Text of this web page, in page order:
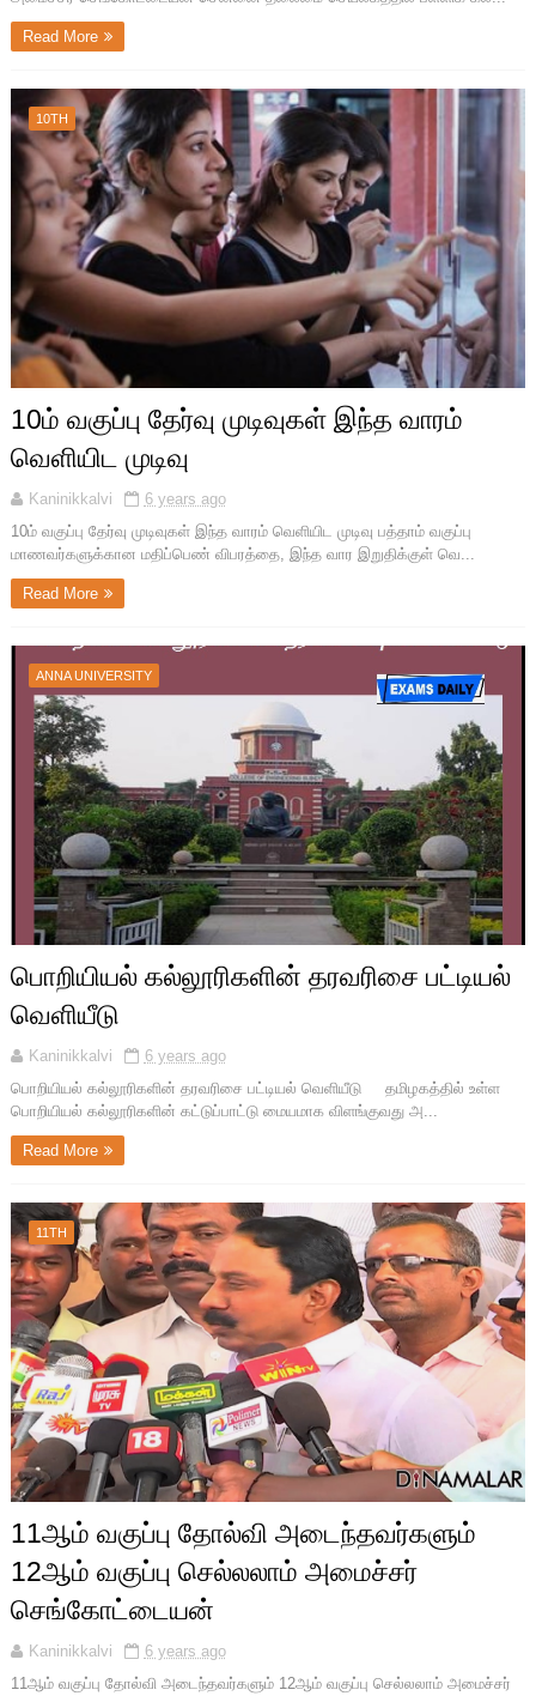
Read More
10TH
10ம் வகுப்பு தேர்வு முடிவுகள் இந்த வாரம்
வெளியிட முடிவு
Kaninikkalvi
6 years ago
10ம் வகுப்பு தேர்வு முடிவுகள் இந்த வாரம் வெளியிட முடிவு பத்தாம் வகுப்பு
மாணவர்களுக்கான மதிப்பெண் விபரத்தை, இந்த வார இறுதிக்குள் வெ...
Read More
ANNA UNIVERSITY
பொறியியல் கல்லூரிகளின் தரவரிசை பட்டியல்
வெளியீடு
Kaninikkalvi
6 years ago
பொறியியல் கல்லூரிகளின் தரவரிசை பட்டியல் வெளியீடு தமிழகத்தில் உள்ள
பொறியியல் கல்லூரிகளின் கட்டுப்பாட்டு மையமாக விளங்குவது அ...
Read More
11TH
11ஆம் வகுப்பு தோல்வி அடைந்தவர்களும்
12ஆம் வகுப்பு செல்லலாம் அமைச்சர்
செங்கோட்டையன்
Kaninikkalvi
6 years ago
11ஆம் வகுப்பு தோல்வி அடைந்தவர்களும் 12ஆம் வகுப்பு செல்லலாம் அமைச்சர்